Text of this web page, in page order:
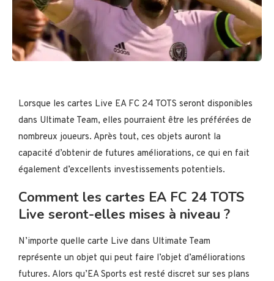
Lorsque les cartes Live EA FC 24 TOTS seront disponibles
dans Ultimate Team, elles pourraient être les préférées de
nombreux joueurs. Après tout, ces objets auront la
capacité d’obtenir de futures améliorations, ce qui en fait
également d’excellents investissements potentiels.
Comment les cartes EA FC 24 TOTS
Live seront-elles mises à niveau ?
N’importe quelle carte Live dans Ultimate Team
représente un objet qui peut faire l’objet d’améliorations
futures. Alors qu’EA Sports est resté discret sur ses plans